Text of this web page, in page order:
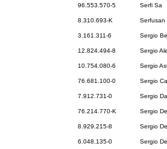
96.553.570-5 Serfi Sa
8.310.693-K Serfusan
3.161.311-6 Sergio
12.824.494-8 Sergio
10.754.080-6 Sergio
76.681.100-0 Sergio
7.912.731-0 Sergio
76.214.770-K Sergio
8.929.215-8 Sergio
6.048.135-0 Sergio